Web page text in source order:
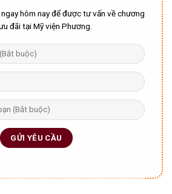
hôm nay để được tư vấn về chương
đãi tại Mỹ viện Phương.